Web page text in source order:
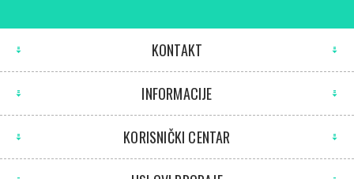
KONTAKT
INFORMACIJE
KORISNIČKI CENTAR